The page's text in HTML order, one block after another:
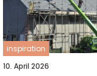
inspiration
10. April 2026